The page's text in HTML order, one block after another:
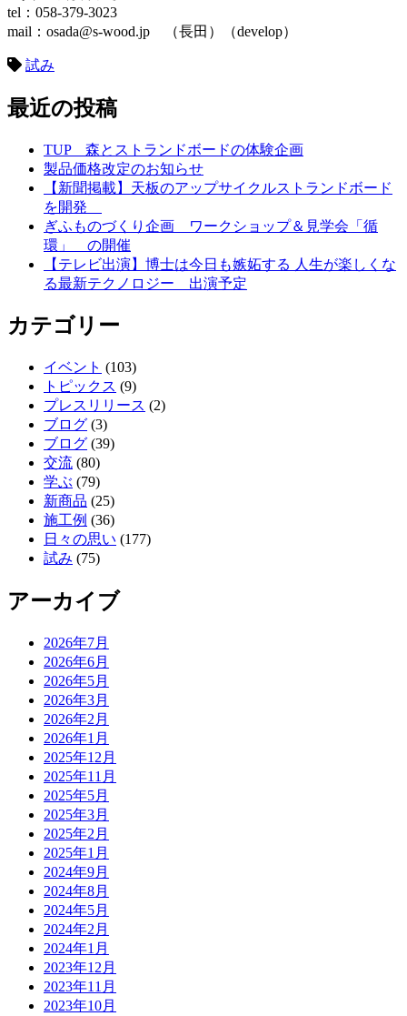
tel：058-379-3023
mail：osada@s-wood.jp （長田）（develop）
試み
最近の投稿
TUP 森とストランドボードの体験企画
製品価格改定のお知らせ
【新聞掲載】天板のアップサイクルストランドボード
を開発
ぎふものづくり企画 ワークショップ＆見学会「循
環」 の開催
【テレビ出演】博士は今日も嫉妬する 人生が楽しくな
る最新テクノロジー 出演予定
カテゴリー
イベント (103)
トピックス (9)
プレスリリース (2)
ブログ (3)
ブログ (39)
交流 (80)
学ぶ (79)
新商品 (25)
施工例 (36)
日々の思い (177)
試み (75)
アーカイブ
2026年7月
2026年6月
2026年5月
2026年3月
2026年2月
2026年1月
2025年12月
2025年11月
2025年5月
2025年3月
2025年2月
2025年1月
2024年9月
2024年8月
2024年5月
2024年2月
2024年1月
2023年12月
2023年11月
2023年10月